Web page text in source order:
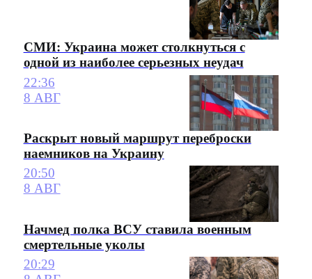
СМИ: Украина может столкнуться с
одной из наиболее серьезных неудач
22:36
8 АВГ
Раскрыт новый маршрут переброски
наемников на Украину
20:50
8 АВГ
Начмед полка ВСУ ставила военным
смертельные уколы
20:29